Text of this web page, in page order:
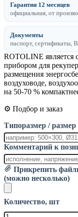
Гарантия 12 месяцев
официальная, от
Документы
паспорт, сертификаты,
ROTOLINE является
прибором для
размещения
воздуховоде,
на 50-70 %
⚙️ Подбор и заказ
Типоразмер / размер
Комментарий к
Прикрепить
(можно несколько)
Количество, шт